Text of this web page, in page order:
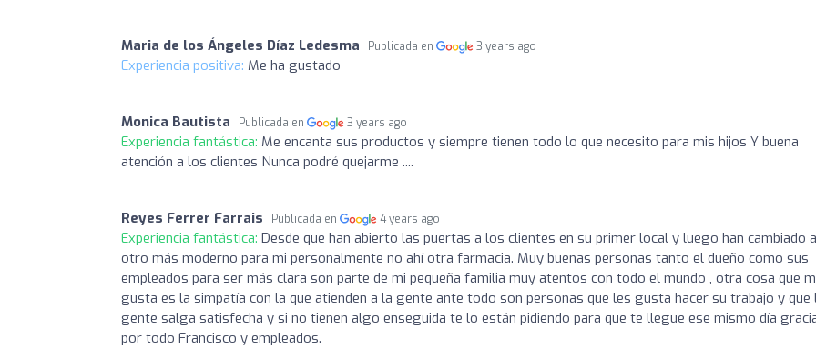
Maria de los Ángeles Díaz Ledesma Publicada en 3 years ago
Experiencia positiva: Me ha gustado
Monica Bautista Publicada en 3 years ago
Experiencia fantástica: Me encanta sus productos y siempre tienen todo lo que necesito para mis hijos Y buena
atención a los clientes Nunca podré quejarme ....
Reyes Ferrer Farrais Publicada en 4 years ago
Experiencia fantástica: Desde que han abierto las puertas a los clientes en su primer local y luego han cambiado a
otro más moderno para mi personalmente no ahí otra farmacia. Muy buenas personas tanto el dueño como sus
empleados para ser más clara son parte de mi pequeña familia muy atentos con todo el mundo , otra cosa que
gusta es la simpatía con la que atienden a la gente ante todo son personas que les gusta hacer su trabajo y que
gente salga satisfecha y si no tienen algo enseguida te lo están pidiendo para que te llegue ese mismo día
por todo Francisco y empleados.